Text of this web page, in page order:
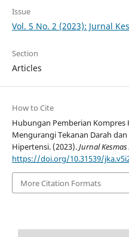
Issue
Vol. 5 No. 2 (2023): Jurnal
Section
Articles
How to Cite
Hubungan Pemberian
Mengurangi Tekanan Darah
Hipertensi. (2023).Jurnal
https://doi.org/10.31539/
More Citation Formats